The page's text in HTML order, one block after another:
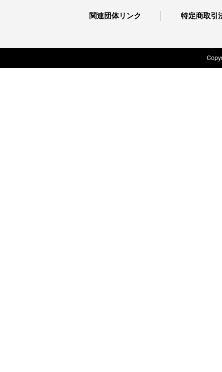
関連団体リンク 特定商取引